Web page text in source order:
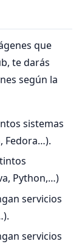
que
te darás
según la
sistemas
Fedora…).
Python,…)
servicios
servicios